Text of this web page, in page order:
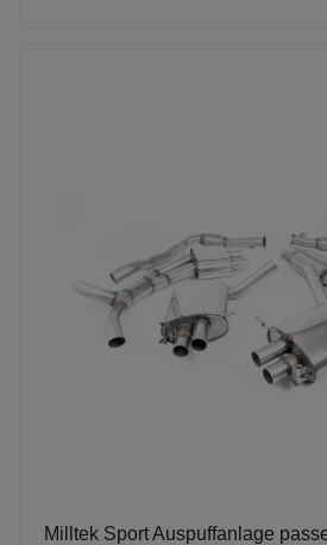
Milltek Sport Auspuffanlage